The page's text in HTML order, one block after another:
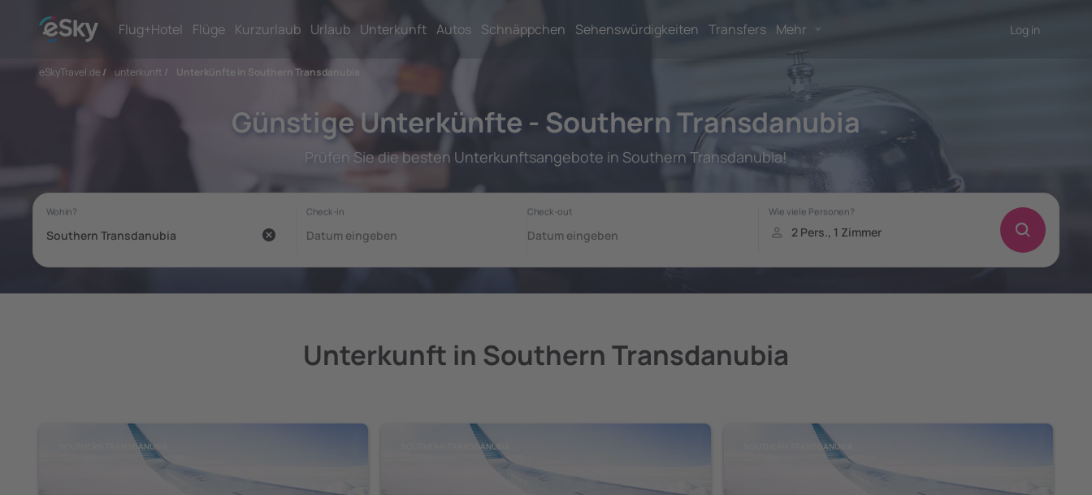
Flug+Hotel Flüge Kurzurlaub Urlaub Unterkunft Autos Schnäppchen Sehenswürdigkeiten Transfers Mehr Log in
eSkyTravel.de/ unterkunft / Unterkünfte in Southern Transdanubia
Günstige Unterkünfte - Southern Transdanubia
Prüfen Sie die besten Unterkunftsangebote in Southern Transdanubia!
Unterkunft in Southern Transdanubia
SOUTHERN TRANSDANUBIA SOUTHERN TRANSDANUBIA SOUTHERN TRANSDANUBIA